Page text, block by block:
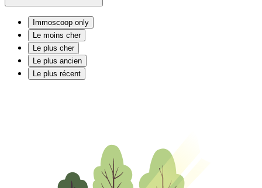
Immoscoop only
Le moins cher
Le plus cher
Le plus ancien
Le plus récent